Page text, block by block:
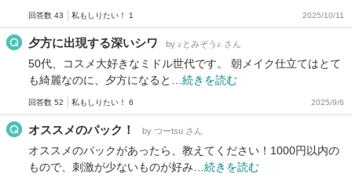
回答数 43 私もしりたい！ 1 2025/10/11
夕方に出現する深いシワ by ♪とみぞう♪ さん
50代、コスメ大好きなミドル世代です。 朝メイク仕立てはとて
も綺麗なのに、夕方になると… 続きを読む
回答数 52 私もしりたい！ 6 2025/9/6
オススメのパック！ by つーtsu さん
オススメのパックがあったら、教えてください！1000円以内の
もので、刺激が少ないものが好み… 続きを読む